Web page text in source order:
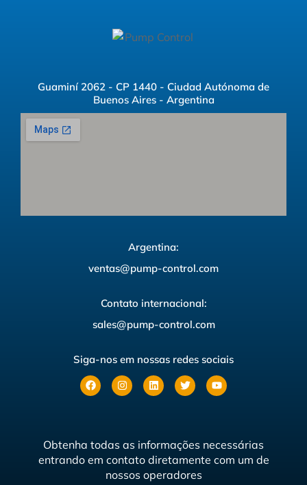
Guaminí 2062 - CP 1440 - Ciudad Autónoma de
Buenos Aires - Argentina
Argentina:
ventas@pump-control.com
Contato internacional:
sales@pump-control.com
Siga-nos em nossas redes sociais
Obtenha todas as informações necessárias
entrando em contato diretamente com um de
nossos operadores